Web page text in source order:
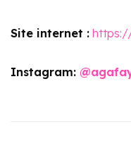
Site internet :
Instagram: